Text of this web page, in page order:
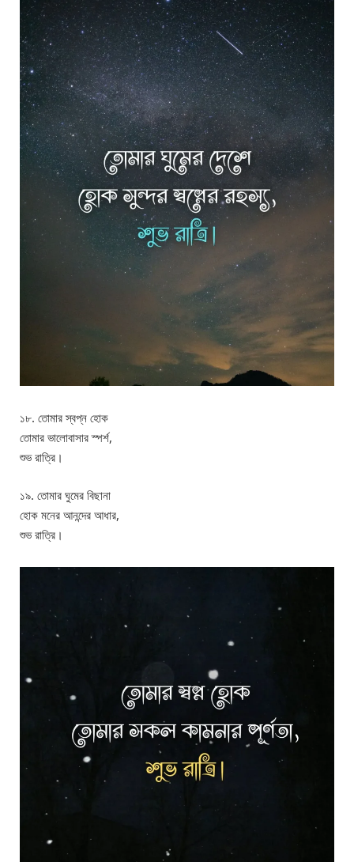
১৮. তোমার স্বপ্ন হোক
তোমার ভালোবাসার স্পর্শ,
শুভ রাত্রি।
১৯. তোমার ঘুমের বিছানা
হোক মনের আনন্দের আধার,
শুভ রাত্রি।